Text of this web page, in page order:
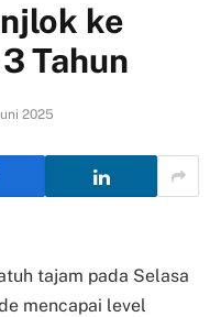
ke
Tahun
2025
tajam pada Selasa
mencapai level